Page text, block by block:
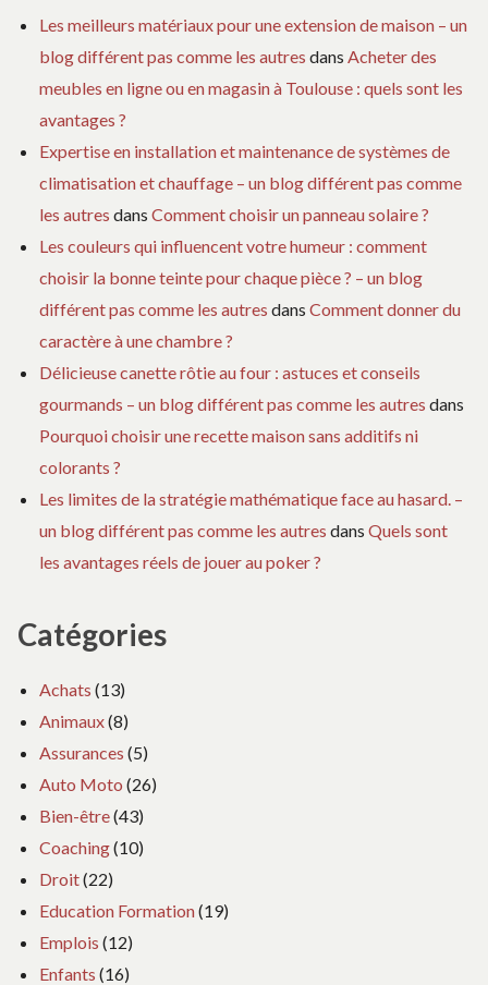
Les meilleurs matériaux pour une extension de maison – un
blog différent pas comme les autres dans Acheter des
meubles en ligne ou en magasin à Toulouse : quels sont les
avantages ?
Expertise en installation et maintenance de systèmes de
climatisation et chauffage – un blog différent pas comme
les autres dans Comment choisir un panneau solaire ?
Les couleurs qui influencent votre humeur : comment
choisir la bonne teinte pour chaque pièce ? – un blog
différent pas comme les autres dans Comment donner du
caractère à une chambre ?
Délicieuse canette rôtie au four : astuces et conseils
gourmands – un blog différent pas comme les autres dans
Pourquoi choisir une recette maison sans additifs ni
colorants ?
Les limites de la stratégie mathématique face au hasard. –
un blog différent pas comme les autres dans Quels sont
les avantages réels de jouer au poker ?
Catégories
Achats (13)
Animaux(8)
Assurances (5)
Auto Moto (26)
Bien-être(43)
Coaching(10)
Droit(22)
Education Formation(19)
Emplois (12)
Enfants (16)